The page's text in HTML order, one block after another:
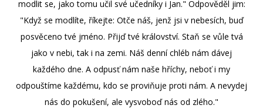
modlit se, jako tomu učil své učedníky i Jan." Odpověděl jim:
"Když se modlíte, říkejte: Otče náš, jenž jsi v nebesích, buď
posvěceno tvé jméno. Přijď tvé království. Staň se vůle tvá
jako v nebi, tak i na zemi. Náš denní chléb nám dávej
každého dne. A odpusť nám naše hříchy, neboť i my
odpouštíme každému, kdo se proviňuje proti nám. A nevydej
nás do pokušení, ale vysvoboď nás od zlého."